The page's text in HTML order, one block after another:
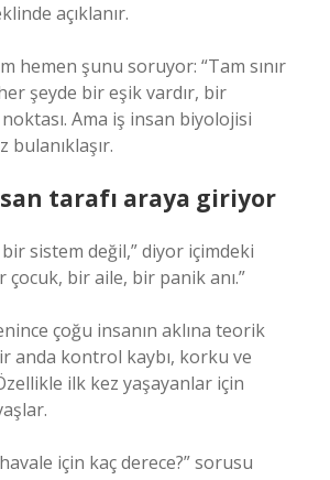
açıklanır.
hemen şunu soruyor: “Tam sınır
şeyde bir eşik vardır, bir
Ama iş insan biyolojisi
bulanıklaşır.
tarafı araya giriyor
sistem değil,” diyor içimdeki
çocuk, bir aile, bir panik anı.”
çoğu insanın aklına teorik
anda kontrol kaybı, korku ve
ilk kez yaşayanlar için
için kaç derece?” sorusu